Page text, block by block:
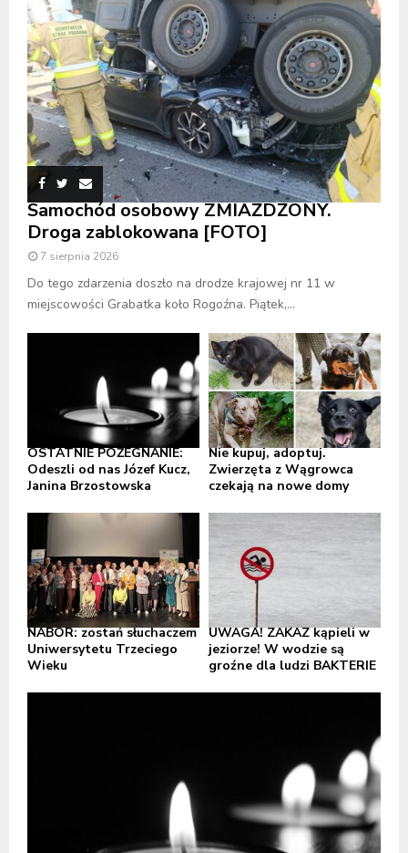
Samochód osobowy ZMIAŻDŻONY.
Droga zablokowana [FOTO]
7 sierpnia 2026
Do tego zdarzenia doszło na drodze krajowej nr 11 w
miejscowości Grabatka koło Rogoźna. Piątek,...
OSTATNIE POŻEGNANIE:
Odeszli od nas Józef Kucz,
Janina Brzostowska
Nie kupuj, adoptuj.
Zwierzęta z Wągrowca
czekają na nowe domy
NABÓR: zostań słuchaczem
Uniwersytetu Trzeciego
Wieku
UWAGA! ZAKAZ kąpieli w
jeziorze! W wodzie są
groźne dla ludzi BAKTERIE